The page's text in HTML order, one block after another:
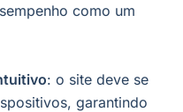
como um
: o site deve se
garantindo